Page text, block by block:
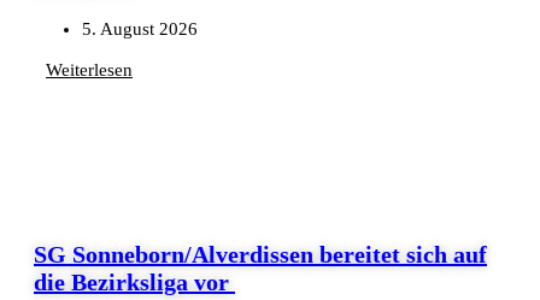
5. August 2026
Weiterlesen
SG Sonneborn/Alverdissen bereitet sich auf
die Bezirksliga vor